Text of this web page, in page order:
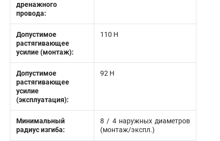
дренажного
провода:
Допустимое
растягивающее
усилие (монтаж):
110 Н
Допустимое
растягивающее
усилие
(эксплуатация):
92 Н
Минимальный
радиус изгиба:
8 / 4 наружных диаметров
(монтаж/экспл.)